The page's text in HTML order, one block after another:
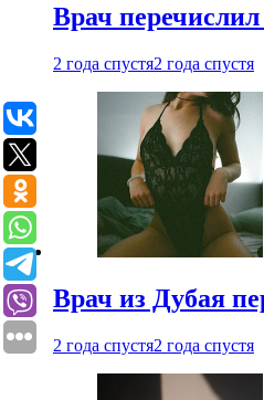
Врач перечислил
2 года спустя2 года спустя
Врач из Дубая
2 года спустя2 года спустя